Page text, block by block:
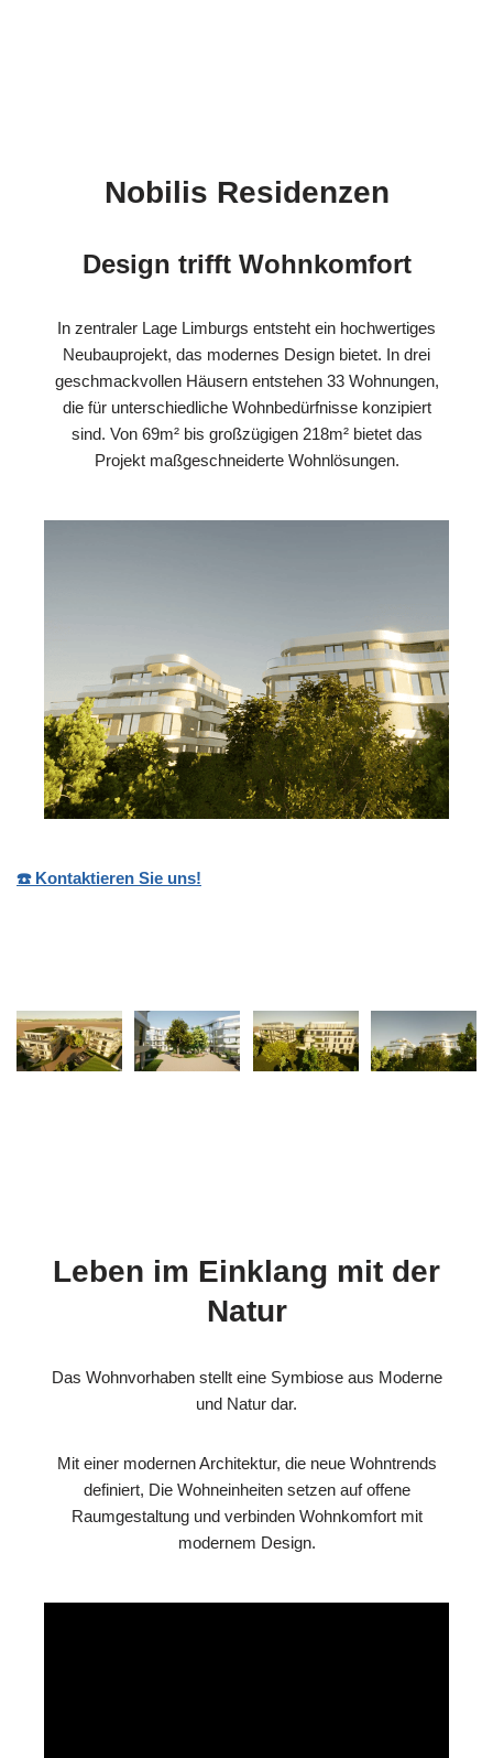
Nobilis Residenzen
Design trifft Wohnkomfort
In zentraler Lage Limburgs entsteht ein hochwertiges
Neubauprojekt, das modernes Design bietet. In drei
geschmackvollen Häusern entstehen 33 Wohnungen,
die für unterschiedliche Wohnbedürfnisse konzipiert
sind. Von 69m² bis großzügigen 218m² bietet das
Projekt maßgeschneiderte Wohnlösungen.
☎️ Kontaktieren Sie uns!
Leben im Einklang mit der
Natur
Das Wohnvorhaben stellt eine Symbiose aus Moderne
und Natur dar.
Mit einer modernen Architektur, die neue Wohntrends
definiert, Die Wohneinheiten setzen auf offene
Raumgestaltung und verbinden Wohnkomfort mit
modernem Design.